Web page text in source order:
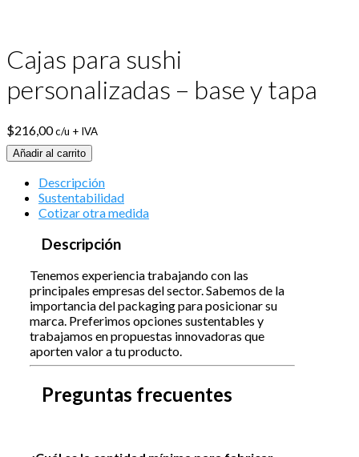
Cajas para sushi
personalizadas – base y tapa
$216,00c/u + IVA
Añadir al carrito
Descripción
Sustentabilidad
Cotizar otra medida
Descripción
Tenemos experiencia trabajando con las
principales empresas del sector. Sabemos de la
importancia del packaging para posicionar su
marca. Preferimos opciones sustentables y
trabajamos en propuestas innovadoras que
aporten valor a tu producto.
Preguntas frecuentes